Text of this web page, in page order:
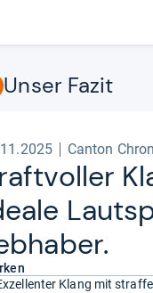
Unser Fazit
Canton
Klang mit